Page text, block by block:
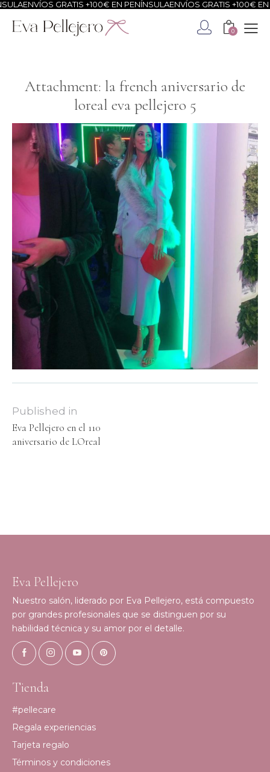
ENVÍOS GRATIS +100€ EN PENÍNSULAENVÍOS GRATIS +100€ EN
0
Attachment: la french aniversario de
loreal eva pellejero 5
Published in
Eva Pellejero en el 110
aniversario de LOreal
Eva Pellejero
Nuestro salón, liderado por Eva Pellejero, está compuesto
por grandes profesionales que se distinguen por su
habilidad técnica y su amor por el detalle.
Tienda
#pellecare
Regala experiencias
Tarjeta regalo
Términos y condiciones